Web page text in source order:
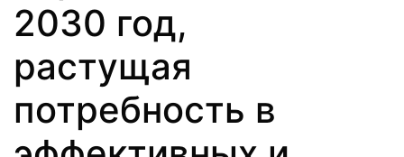
2030 год,
растущая
потребность в